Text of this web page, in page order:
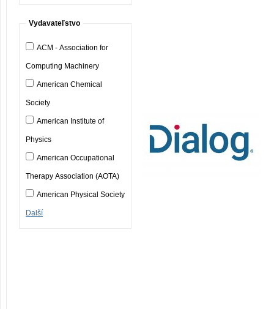
Vydavateľstvo
ACM - Association for
Computing Machinery
American Chemical
Society
American Institute of
Physics
American Occupational
Therapy Association (AOTA)
American Physical Society
Další